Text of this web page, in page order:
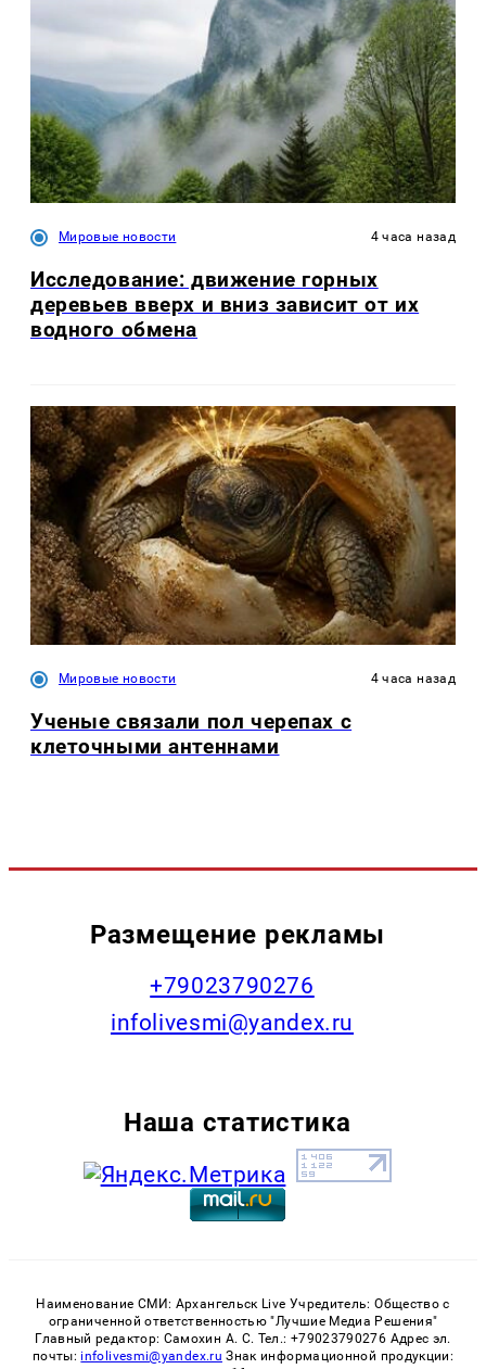
Мировые новости 4 часа назад
Исследование: движение горных
деревьев вверх и вниз зависит от их
водного обмена
Мировые новости 4 часа назад
Ученые связали пол черепах с
клеточными антеннами
Размещение рекламы
+79023790276
infolivesmi@yandex.ru
Наша статистика
Наименование СМИ: Архангельск Live Учредитель: Общество с
ограниченной ответственностью "Лучшие Медиа Решения"
Главный редактор: Самохин А. С. Тел.: +79023790276 Адрес эл.
почты: infolivesmi@yandex.ru Знак информационной продукции: